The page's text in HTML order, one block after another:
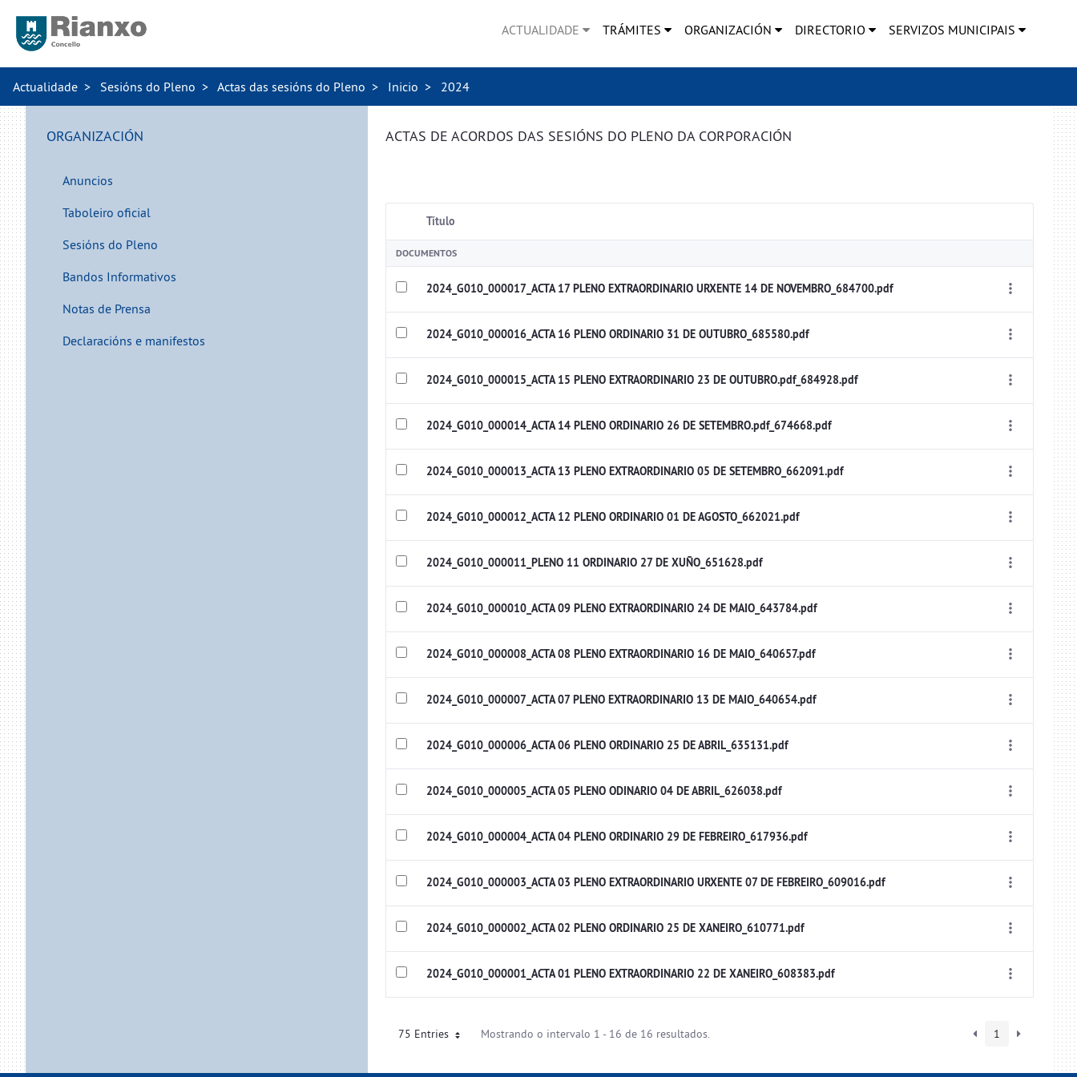
ACTUALIDADE TRÁMITES ORGANIZACIÓN DIRECTORIO SERVIZOS MUNICIPAIS
Actualidade Sesións do Pleno Actas das sesións do Pleno Inicio 2024
ORGANIZACIÓN
Anuncios
Taboleiro oficial
Sesións do Pleno
Bandos Informativos
Notas de Prensa
Declaracións e manifestos
ACTAS DE ACORDOS DAS SESIÓNS DO PLENO DA CORPORACIÓN
Título
DOCUMENTOS
2024_G010_000017_ACTA 17 PLENO EXTRAORDINARIO URXENTE 14 DE NOVEMBRO_684700.pdf
2024_G010_000016_ACTA 16 PLENO ORDINARIO 31 DE OUTUBRO_685580.pdf
2024_G010_000015_ACTA 15 PLENO EXTRAORDINARIO 23 DE OUTUBRO.pdf_684928.pdf
2024_G010_000014_ACTA 14 PLENO ORDINARIO 26 DE SETEMBRO.pdf_674668.pdf
2024_G010_000013_ACTA 13 PLENO EXTRAORDINARIO 05 DE SETEMBRO_662091.pdf
2024_G010_000012_ACTA 12 PLENO ORDINARIO 01 DE AGOSTO_662021.pdf
2024_G010_000011_PLENO 11 ORDINARIO 27 DE XUÑO_651628.pdf
2024_G010_000010_ACTA 09 PLENO EXTRAORDINARIO 24 DE MAIO_643784.pdf
2024_G010_000008_ACTA 08 PLENO EXTRAORDINARIO 16 DE MAIO_640657.pdf
2024_G010_000007_ACTA 07 PLENO EXTRAORDINARIO 13 DE MAIO_640654.pdf
2024_G010_000006_ACTA 06 PLENO ORDINARIO 25 DE ABRIL_635131.pdf
2024_G010_000005_ACTA 05 PLENO ODINARIO 04 DE ABRIL_626038.pdf
2024_G010_000004_ACTA 04 PLENO ORDINARIO 29 DE FEBREIRO_617936.pdf
2024_G010_000003_ACTA 03 PLENO EXTRAORDINARIO URXENTE 07 DE FEBREIRO_609016.pdf
2024_G010_000002_ACTA 02 PLENO ORDINARIO 25 DE XANEIRO_610771.pdf
2024_G010_000001_ACTA 01 PLENO EXTRAORDINARIO 22 DE XANEIRO_608383.pdf
75 Entries Mostrando o intervalo 1 - 16 de 16 resultados. 1